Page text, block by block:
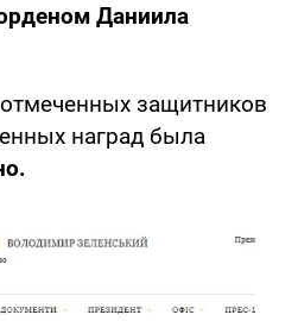
Даниила
защитников
наград была